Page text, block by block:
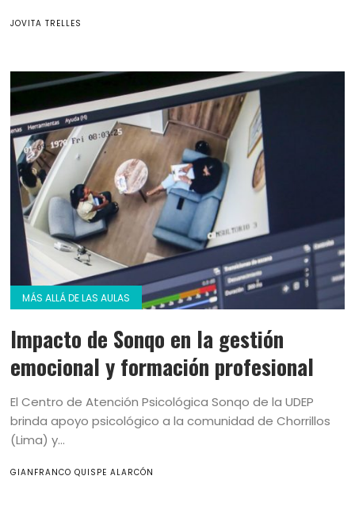
JOVITA TRELLES
MÁS ALLÁ DE LAS AULAS
Impacto de Sonqo en la gestión
emocional y formación profesional
El Centro de Atención Psicológica Sonqo de la UDEP
brinda apoyo psicológico a la comunidad de Chorrillos
(Lima) y...
GIANFRANCO QUISPE ALARCÓN